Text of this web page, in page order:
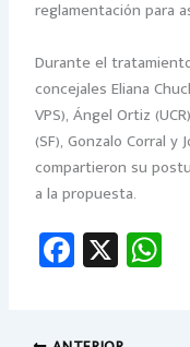
reglamentación para
Durante el
concejales Eliana
VPS), Ángel Ortiz
(SF), Gonzalo Corral y
compartieron su
a la propuesta.
Fa
ce
X